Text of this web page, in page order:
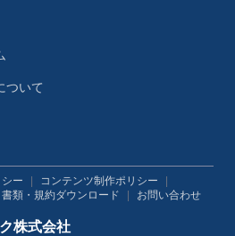
ついて
ー コンテンツ制作ポリシー
書類・規約ダウンロード お問い合わせ
株式会社